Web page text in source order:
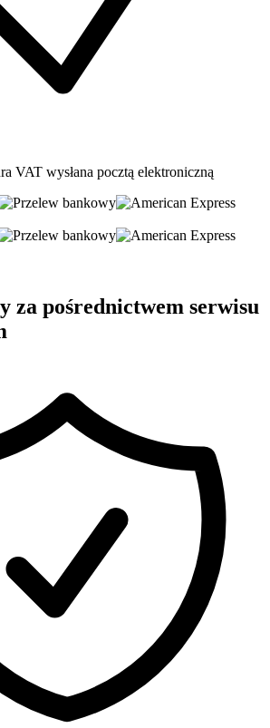
VAT wysłana pocztą elektroniczną
za pośrednictwem serwisu